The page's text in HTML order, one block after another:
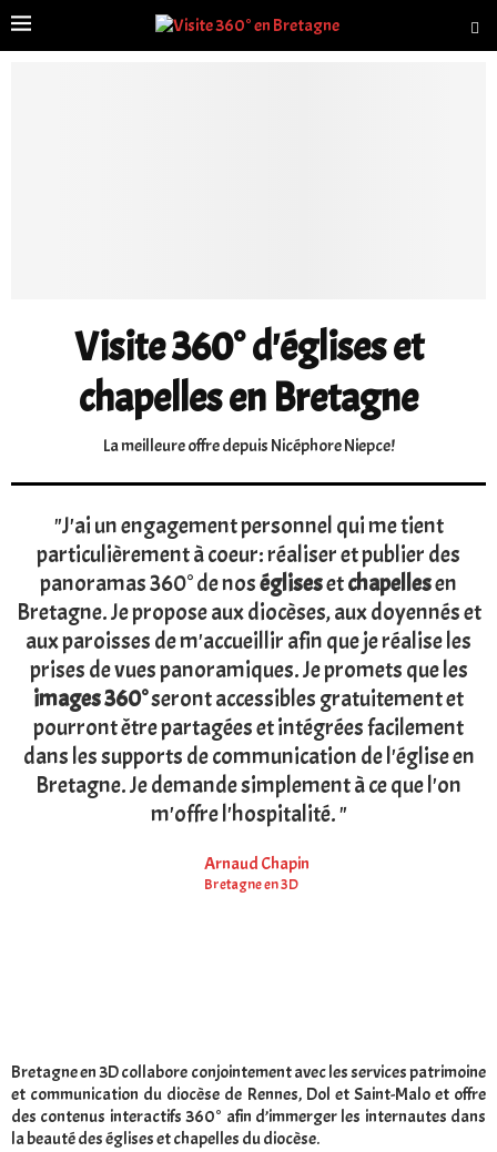
Visite 360° d'églises et
chapelles en Bretagne
La meilleure offre depuis Nicéphore Niepce!
"J'ai un engagement personnel qui me tient
particulièrement à coeur: réaliser et publier des
panoramas 360° de noséglisesetchapellesen
Bretagne. Je propose aux diocèses, aux doyennés et
aux paroisses de m'accueillir afin que je réalise les
prises de vues panoramiques. Je promets que les
images 360°seront accessibles gratuitement et
pourront être partagées et intégrées facilement
dans les supports de communication de l'église en
Bretagne. Je demande simplement à ce que l'on
m'offre l'hospitalité. "
Arnaud Chapin
Bretagne en 3D
Bretagne en 3D collabore conjointement avec les services patrimoine
et communication du diocèse de Rennes, Dol et Saint-Malo et offre
des contenus interactifs 360° afin d’immerger les internautes dans
la beauté des églises et chapelles du diocèse.